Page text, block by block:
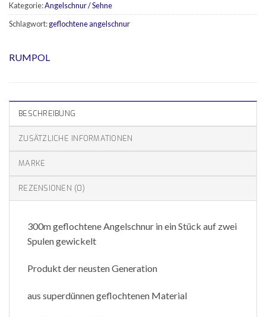
Kategorie:Angelschnur / Sehne
Schlagwort:geflochtene angelschnur
RUMPOL
BESCHREIBUNG
ZUSÄTZLICHE INFORMATIONEN
MARKE
REZENSIONEN (0)
300m geflochtene Angelschnur in ein Stück auf zwei
Spulen gewickelt
Produkt der neusten Generation
aus superdünnen geflochtenen Material